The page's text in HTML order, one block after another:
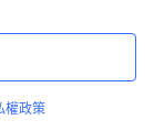
權政策